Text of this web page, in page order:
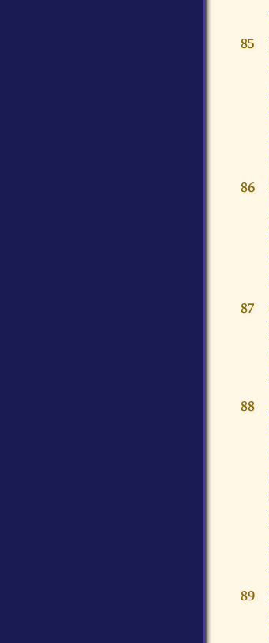
85
86
87
88
89